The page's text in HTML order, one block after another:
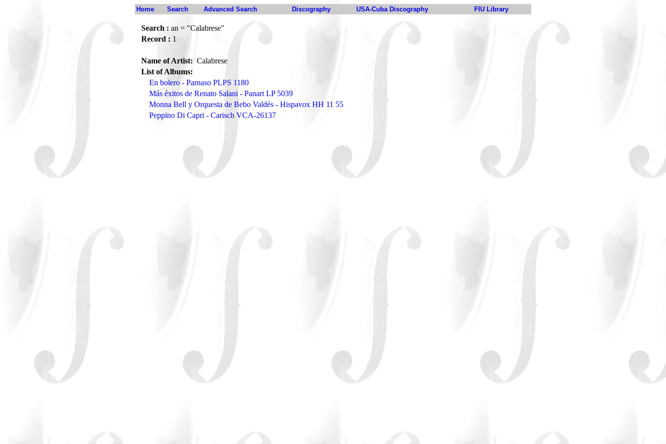
Home Search Advanced Search Discography USA-Cuba Discography FIU Library
Search : an = "Calabrese"
Record : 1
Name of Artist:Calabrese
List of Albums:
En bolero - Parnaso PLPS 1180
Más éxitos de Renato Salani - Panart LP 5039
Monna Bell y Orquesta de Bebo Valdés - Hispavox HH 11 55
Peppino Di Capri - Carisch VCA-26137